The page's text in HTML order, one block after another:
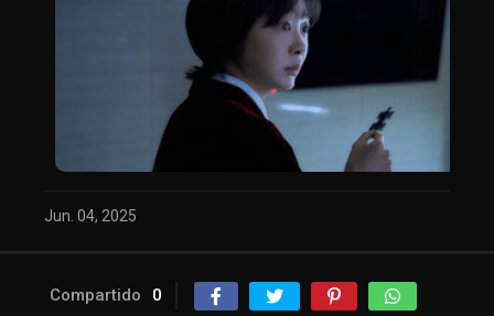
Jun. 04, 2025
Compartido 0